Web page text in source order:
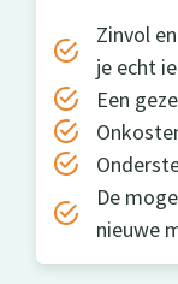
Zinvol
je echt
Een
De
nieuwe